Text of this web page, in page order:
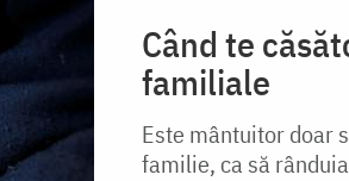
Când te
familiale
Este mântuitor doar
familie, ca să